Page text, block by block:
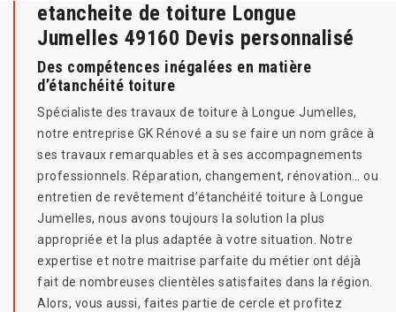
etancheite de toiture Longue
Jumelles 49160 Devis personnalisé
Des compétences inégalées en matière
d’étanchéité toiture
Spécialiste des travaux de toiture à Longue Jumelles,
notre entreprise GK Rénové a su se faire un nom grâce à
ses travaux remarquables et à ses accompagnements
professionnels. Réparation, changement, rénovation… ou
entretien de revêtement d’étanchéité toiture à Longue
Jumelles, nous avons toujours la solution la plus
appropriée et la plus adaptée à votre situation. Notre
expertise et notre maitrise parfaite du métier ont déjà
fait de nombreuses clientèles satisfaites dans la région.
Alors, vous aussi, faites partie de cercle et profitez